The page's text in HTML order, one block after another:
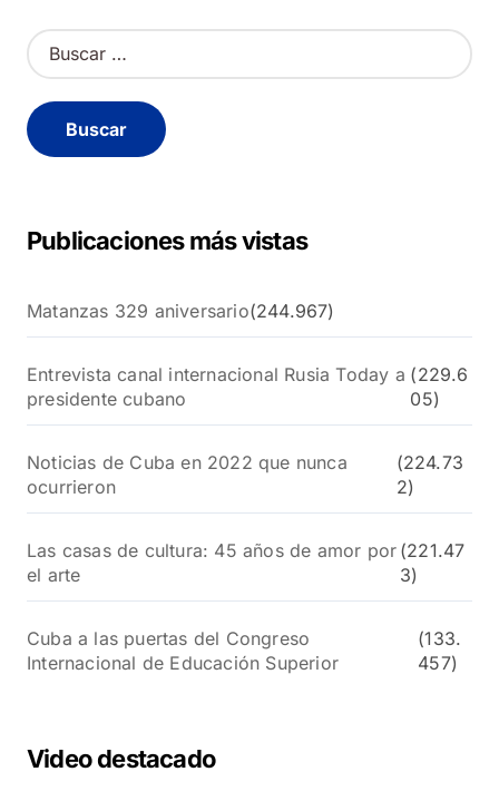
B
u
c
a
Publicaciones más vistas
Matanzas 329 aniversario(244.967)
Entrevista canal internacional Rusia Today a
presidente cubano
(229.6
05)
Noticias de Cuba en 2022 que nunca
ocurrieron
(224.73
2)
Las casas de cultura: 45 años de amor por
el arte
(221.47
3)
Cuba a las puertas del Congreso
Internacional de Educación Superior
(133.
457)
Video destacado